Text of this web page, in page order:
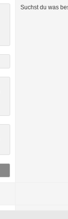
Suchst du was